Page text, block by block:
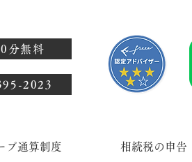
価値を伝える開示実務
分無料
2023
プ通算制度 相続税の申告